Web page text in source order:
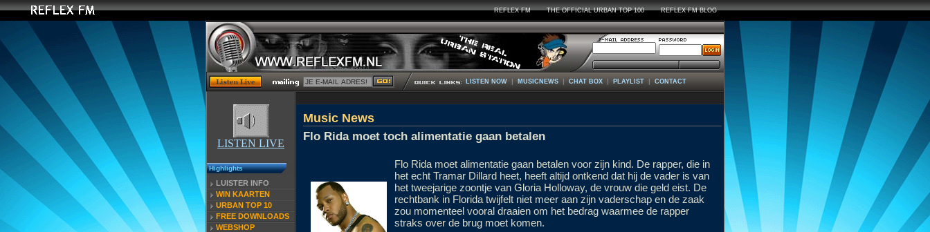
REFLEX FM THE OFFICIAL URBAN TOP 100 REFLEX FM BLOG
LISTEN NOW | MUSICNEWS | CHAT BOX | PLAYLIST | CONTACT
LISTEN LIVE
Highlights
LUISTER INFO
WIN KAARTEN
URBAN TOP 10
FREE DOWNLOADS
WEBSHOP
Music News
Flo Rida moet toch alimentatie gaan betalen
Flo Rida moet alimentatie gaan betalen voor zijn kind. De rapper, die in
het echt Tramar Dillard heet, heeft altijd ontkend dat hij de vader is van
het tweejarige zoontje van Gloria Holloway, de vrouw die geld eist. De
rechtbank in Florida twijfelt niet meer aan zijn vaderschap en de zaak
zou momenteel vooral draaien om het bedrag waarmee de rapper
straks over de brug moet komen.